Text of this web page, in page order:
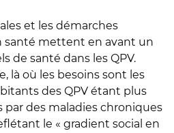
et les démarches
santé mettent en avant un
de santé dans les QPV.
là où les besoins sont les
des QPV étant plus
des maladies chroniques
le « gradient social en